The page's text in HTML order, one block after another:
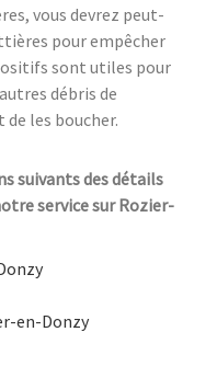
vous devrez peut-
pour empêcher
sont utiles pour
débris de
les boucher.
suivants des détails
service sur Rozier-
en-Donzy